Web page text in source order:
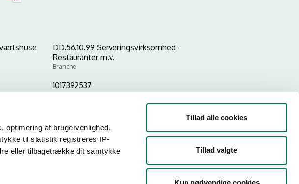
optimering af brugervenlighed,
til statistik registreres IP-
eller tilbagetrække dit samtykke
Tillad alle cookies
Tillad valgte
Kun nødvendige cookies
DD.56.10.99 Serveringsvirksomhed -
Restauranter m.v.
Branche
1017392537
P-nr
hjemmeside